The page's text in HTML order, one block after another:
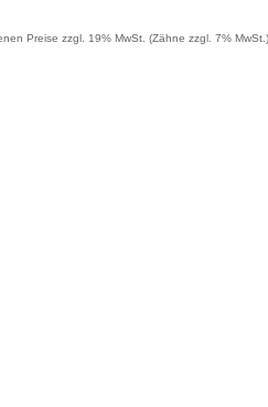
Preise zzgl. 19% MwSt. (Zähne zzgl. 7%